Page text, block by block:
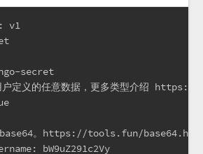
v1
secret
户定义的任意数据，更多类型介绍
。https://tools.fun/
bW9uZ291c2Vy